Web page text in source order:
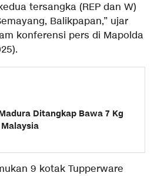
tersangka (REP dan W)
Balikpapan,” ujar
konferensi pers di Mapolda
Ditangkap Bawa 7 Kg
9 kotak Tupperware